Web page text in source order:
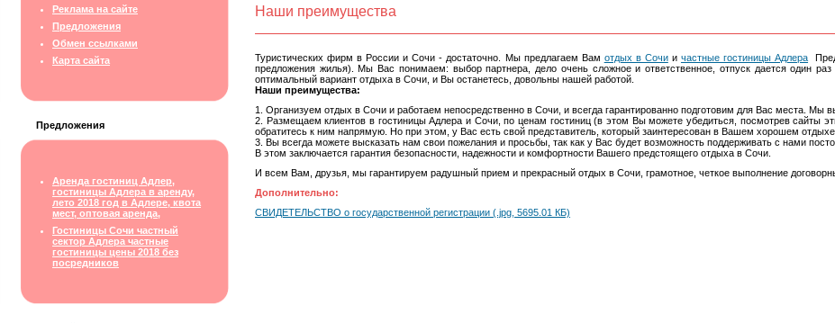
Реклама на сайте
Предложения
Обмен ссылками
Карта сайта
Предложения
Аренда гостиниц Адлер,
гостиницы Адлера в аренду,
лето 2018 год в Адлере, квота
мест, оптовая аренда,
Гостиницы Сочи частный
сектор Адлера частные
гостиницы цены 2018 без
посредников
Наши преимущества
Туристических фирм в России и Сочи - достаточно. Мы предлагаем Вам отдых в Сочии частные гостиницы Адлера
предложения жилья). Мы Вас понимаем: выбор партнера, дело очень сложное и ответственное, отпуск дается один
оптимальный вариант отдыха в Сочи, и Вы останетесь, довольны нашей работой.
Наши преимущества:
1. Организуем отдых в Сочи и работаем непосредственно в Сочи, и всегда гарантированно подготовим для Вас места.
2. Размещаем клиентов в гостиницы Адлера и Сочи, по ценам гостиниц (в этом Вы можете убедиться, посмотрев сайты
обратитесь к ним напрямую. Но при этом, у Вас есть свой представитель, который заинтересован в Вашем хорошем отдыхе
3. Вы всегда можете высказать нам свои пожелания и просьбы, так как у Вас будет возможность поддерживать с нами
В этом заключается гарантия безопасности, надежности и комфортности Вашего предстоящего отдыха в Сочи.
И всем Вам, друзья, мы гарантируем радушный прием и прекрасный отдых в Сочи, грамотное, четкое выполнение
Дополнительно:
СВИДЕТЕЛЬСТВО о государственной регистрации (.jpg, 5695.01 КБ)